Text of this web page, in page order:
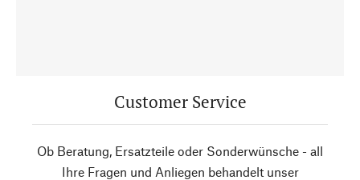
Customer Service
Ob Beratung, Ersatzteile oder Sonderwünsche - all
Ihre Fragen und Anliegen behandelt unser